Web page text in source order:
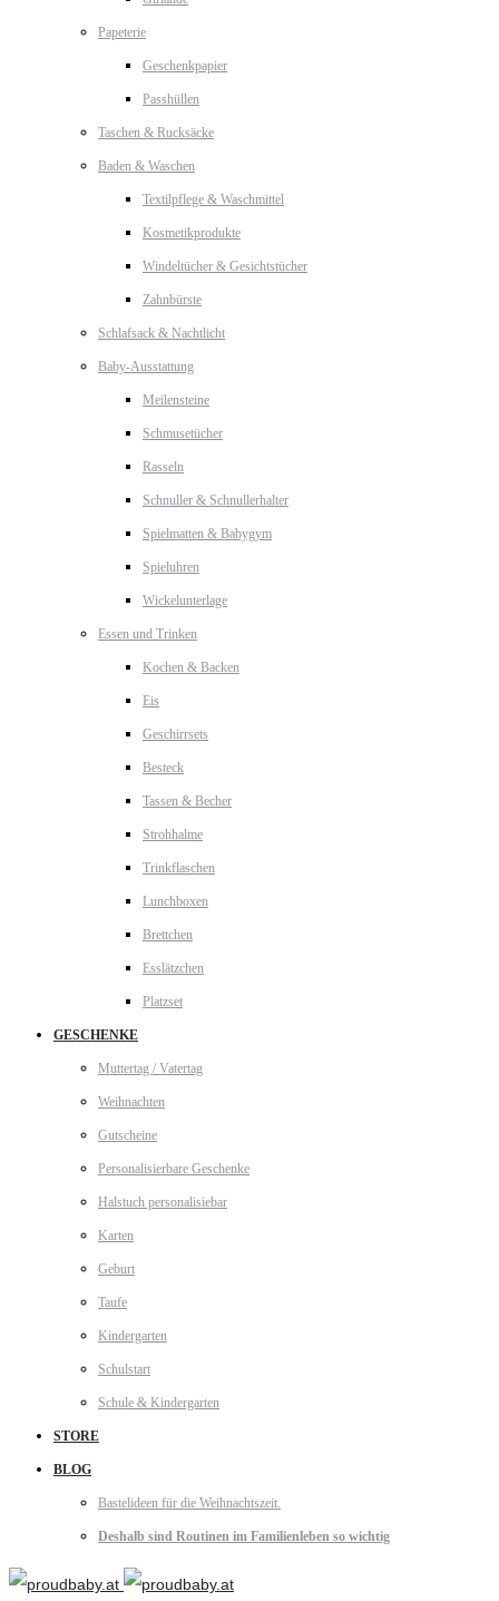
Papeterie
Geschenkpapier
Passhüllen
Taschen & Rucksäcke
Baden & Waschen
Textilpflege & Waschmittel
Kosmetikprodukte
Windeltücher & Gesichtstücher
Zahnbürste
Schlafsack & Nachtlicht
Baby-Ausstattung
Meilensteine
Schmusetücher
Rasseln
Schnuller & Schnullerhalter
Spielmatten & Babygym
Spieluhren
Wickelunterlage
Essen und Trinken
Kochen & Backen
Eis
Geschirrsets
Besteck
Tassen & Becher
Strohhalme
Trinkflaschen
Lunchboxen
Brettchen
Esslätzchen
Platzset
GESCHENKE
Muttertag / Vatertag
Weihnachten
Gutscheine
Personalisierbare Geschenke
Halstuch personalisiebar
Karten
Geburt
Taufe
Kindergarten
Schulstart
Schule & Kindergarten
STORE
BLOG
Bastelideen für die Weihnachtszeit.
Deshalb sind Routinen im Familienleben so wichtig